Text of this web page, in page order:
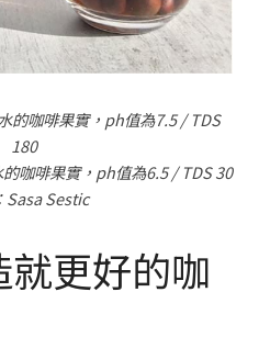
的咖啡果實， ph值為7.5 / TDS
180
咖啡果實， ph值為6.5 / TDS 30
Sasa Sestic
更好的咖